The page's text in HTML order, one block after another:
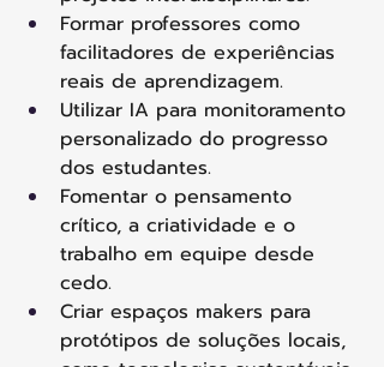
Formar professores como
facilitadores de experiências
reais de aprendizagem.
Utilizar IA para monitoramento
personalizado do progresso
dos estudantes.
Fomentar o pensamento
crítico, a criatividade e o
trabalho em equipe desde
cedo.
Criar espaços makers para
protótipos de soluções locais,